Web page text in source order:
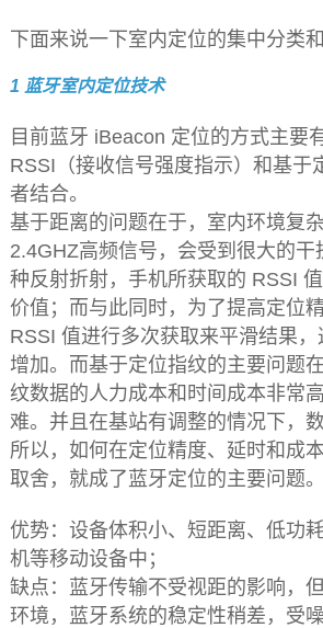
下面来说一下室内定位的集中分类
1 蓝牙室内定位技术
目前蓝牙 iBeacon 定位的方式主要
RSSI（接收信号强度指示）和基于
者结合。
基于距离的问题在于，室内环境复
2.4GHZ高频信号，会受到很大的干
种反射折射，手机所获取的 RSSI
价值；而与此同时，为了提高定位
RSSI 值进行多次获取来平滑结果
增加。而基于定位指纹的主要问题
纹数据的人力成本和时间成本非常
难。并且在基站有调整的情况下，
所以，如何在定位精度、延时和成
取舍，就成了蓝牙定位的主要问题。
优势：设备体积小、短距离、低功
机等移动设备中；
缺点：蓝牙传输不受视距的影响，
环境，蓝牙系统的稳定性稍差，受